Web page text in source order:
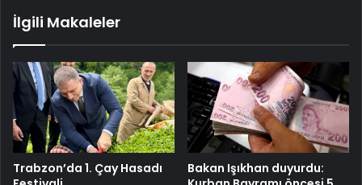
İlgili Makaleler
Trabzon’da 1. Çay Hasadı
Bakan Işıkhan duyurdu: